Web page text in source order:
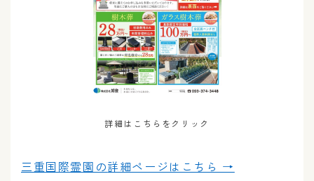
詳細はこちらをクリック
三重国際霊園の詳細ページはこちら →